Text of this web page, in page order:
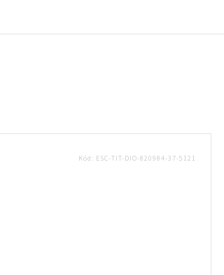
Kód: ESC-TIT-DIO-820984-37-5121